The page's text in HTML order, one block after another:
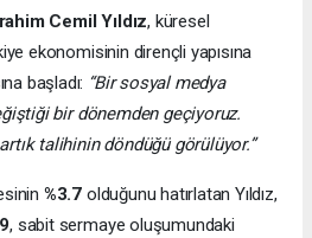
Cemil Yıldız, küresel
ekonomisinin dirençli yapısına
başladı: “Bir sosyal medya
bir dönemden geçiyoruz.
talihinin döndüğü görülüyor.”
%3.7 olduğunu hatırlatan Yıldız,
, sabit sermaye oluşumundaki